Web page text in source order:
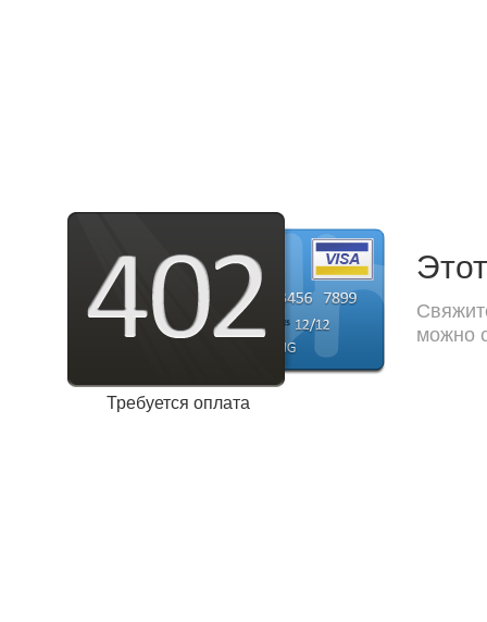
Требуется оплата
можно